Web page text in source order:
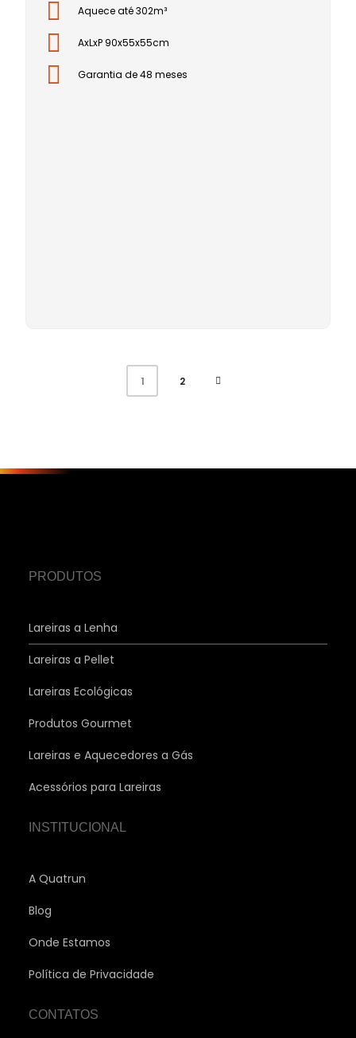
Aquece até 302m³
AxLxP 90x55x55cm
Garantia de 48 meses
1 2
PRODUTOS
Lareiras a Lenha
Lareiras a Pellet
Lareiras Ecológicas
Produtos Gourmet
Lareiras e Aquecedores a Gás
Acessórios para Lareiras
INSTITUCIONAL
A Quatrun
Blog
Onde Estamos
Política de Privacidade
CONTATOS